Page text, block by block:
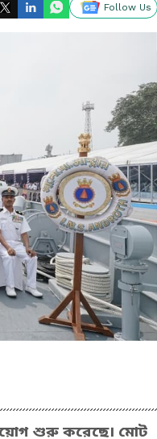
Follow Us
শুরু করেছে। মোট